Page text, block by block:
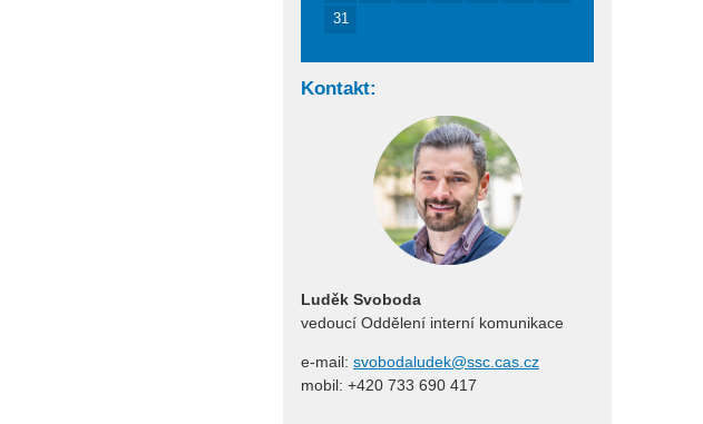
31
Kontakt:
Luděk Svoboda
vedoucí Oddělení interní komunikace
e-mail: svobodaludek@ssc.cas.cz
mobil: +420 733 690 417